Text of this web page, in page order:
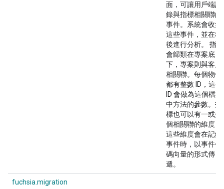
面，可讓用戶端記
錄與指標相關聯的
事件。系統會收集
這些事件，並在稍
後進行分析。 指標
會歸類在專案底
下，專案則與客戶
相關聯。每個物件
都有整數 ID，這些
ID 會做為這個檔案
中方法的參數。指
標也可以有一或多
個相關聯的維度，
這些維度會在記錄
事件時，以事件代
碼向量的形式傳
遞。
fuchsia.migration